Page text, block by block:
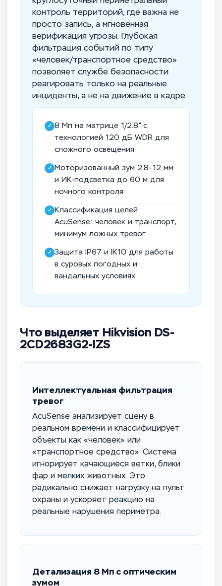
контроль территорий, где важна не
просто запись, а мгновенная
верификация угрозы. Глубокая
фильтрация событий по типу
«человек/транспортное средство»
позволяет службе безопасности
реагировать только на реальные
инциденты, а не на движение в кадре.
✓ 8 Мп на матрице 1/2.8" с
технологией 120 дБ WDR для
сложного освещения
✓ Моторизованный зум 2.8–12 мм
и ИК-подсветка до 60 м для
ночного контроля
✓ Классификация целей
AcuSense: человек и транспорт,
минимум ложных тревог
✓ Защита IP67 и IK10 для работы
в суровых погодных и
вандальных условиях
Что выделяет Hikvision DS-
2CD2683G2-IZS
Интеллектуальная фильтрация
тревог
AcuSense анализирует сцену в
реальном времени и классифицирует
объекты как «человек» или
«транспортное средство». Система
игнорирует качающиеся ветки, блики
фар и мелких животных. Это
радикально снижает нагрузку на пульт
охраны и ускоряет реакцию на
реальные нарушения периметра.
Детализация 8 Мп с оптическим
зумом